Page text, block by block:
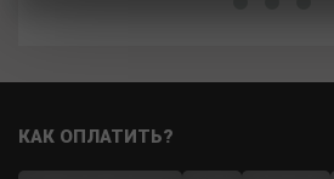
КАК ОПЛАТИТЬ?